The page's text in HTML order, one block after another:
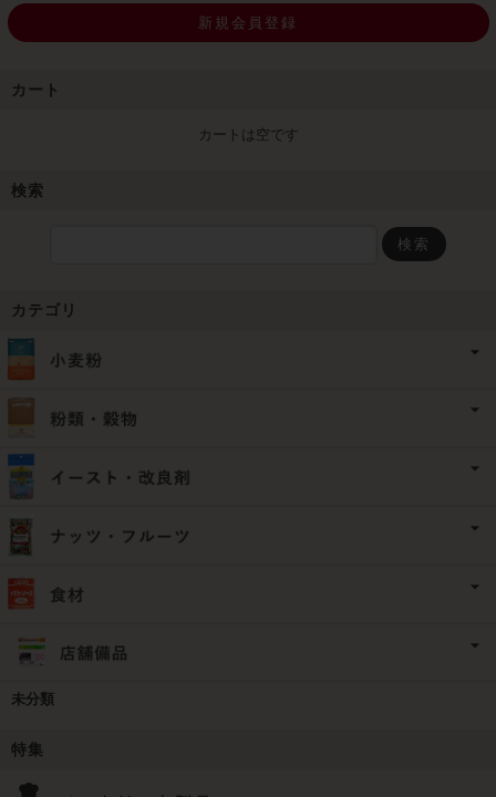
新規会員登録
カート
カートは空です
検索
検索
カテゴリ
未分類
特集